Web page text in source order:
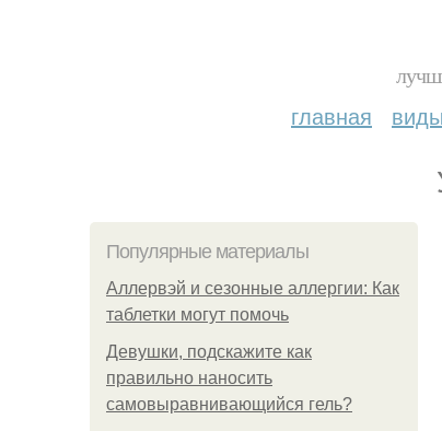
главная
Популярные материалы
Аллервэй и сезонные аллергии: Как
таблетки могут помочь
Девушки, подскажите как
правильно наносить
самовыравнивающийся гель?